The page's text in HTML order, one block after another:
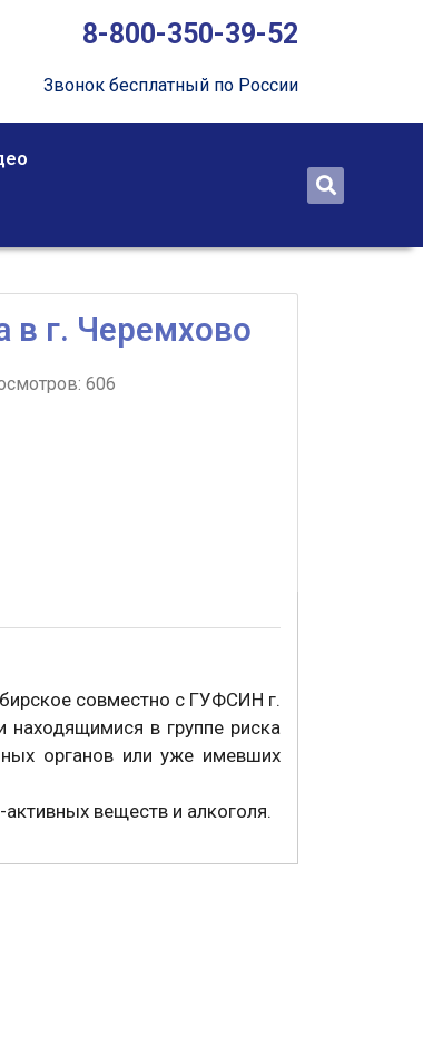
8-800-350-39-52
Звонок бесплатный по России
в г. Черемхово
606
совместно с ГУФСИН г.
находящимися в группе риска
органов или уже имевших
веществ и алкоголя.